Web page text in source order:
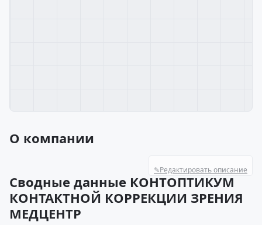
О компании
✎Редактировать описание
Сводные данные КОНТОПТИКУМ
КОНТАКТНОЙ КОРРЕКЦИИ ЗРЕНИЯ
МЕДЦЕНТР